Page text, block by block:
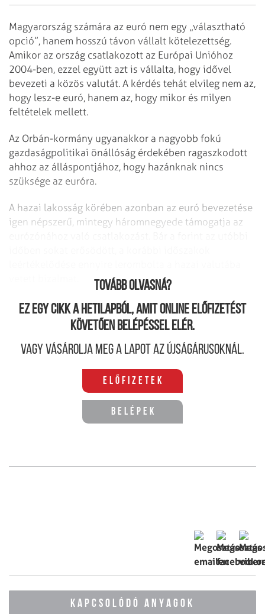
Magyarország számára az euró nem egy „választható
opció”, hanem hosszú távon vállalt kötelezettség.
Amikor az ország csatlakozott az Európai Unióhoz
2004-ben, ezzel együtt azt is vállalta, hogy idővel
bevezeti a közös valutát. A kérdés tehát elvileg nem az,
hogy lesz-e euró, hanem az, hogy mikor és milyen
feltételek mellett.
Az Orbán-kormány ugyanakkor a nagyobb fokú
gazdaságpolitikai önállóság érdekében ragaszkodott
ahhoz az álláspontjához, hogy hazánknak nincs
szüksége az euróra.
A hazai lakosság körében azonban az euró bevezetése
igen népszerű, mintegy háromnegyede támogatja az
Tovább olvasná?
Ez egy cikk a hetilapból, amit online előfizetést
követően belépéssel elér.
Vagy vásárolja meg a lapot az újságárusoknál.
Előfizetek
Belépek
KAPCSOLÓDÓ ANYAGOK